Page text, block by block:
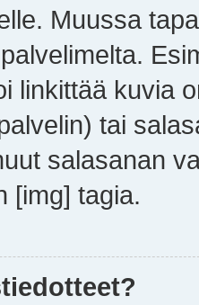
Muussa
linkittää kuvia
tai
salasanan
[img] tagia.